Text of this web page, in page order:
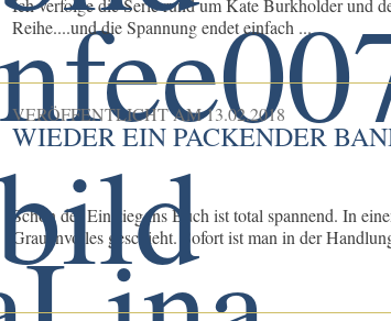
Ich verfolge die Serie rund um Kate Burkholder und
Reihe....und die Spannung endet einfach ...
VERÖFFENTLICHT AM13.02.2018
WIEDER EIN PACKENDER
Schon der Einstieg ins Buch ist total spannend. In
Grauenvolles geschieht. Sofort ist man in der